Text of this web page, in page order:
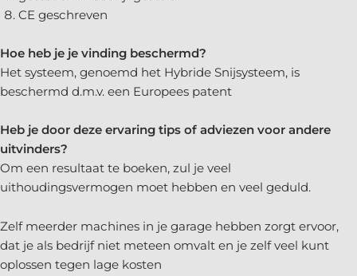
CE geschreven
Hoe heb je je vinding beschermd?
Het systeem, genoemd het Hybride Snijsysteem, is
beschermd d.m.v. een Europees patent
Heb je door deze ervaring tips of adviezen voor andere
uitvinders?
Om een resultaat te boeken, zul je veel
uithoudingsvermogen moet hebben en veel geduld.
Zelf meerder machines in je garage hebben zorgt ervoor,
dat je als bedrijf niet meteen omvalt en je zelf veel kunt
oplossen tegen lage kosten